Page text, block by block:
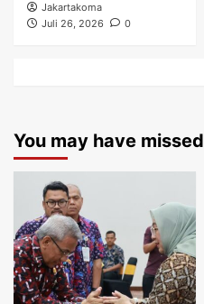
Jakartakoma
Juli 26, 2026
0
You may have missed